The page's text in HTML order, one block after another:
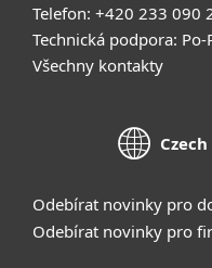
Telefon: +420 233 090
Technická podpora:
Všechny kontakty
Odebírat novinky pro
Odebírat novinky pro